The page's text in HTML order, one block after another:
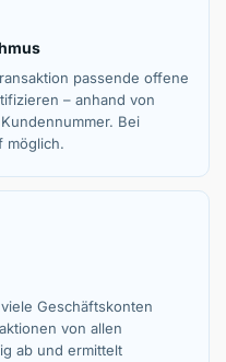
passende offene
– anhand von
Bei
möglich.
Geschäftskonten
von allen
ab und ermittelt